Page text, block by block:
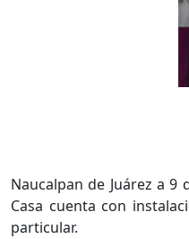
Naucalpan de Juárez a
Casa cuenta con
particular.